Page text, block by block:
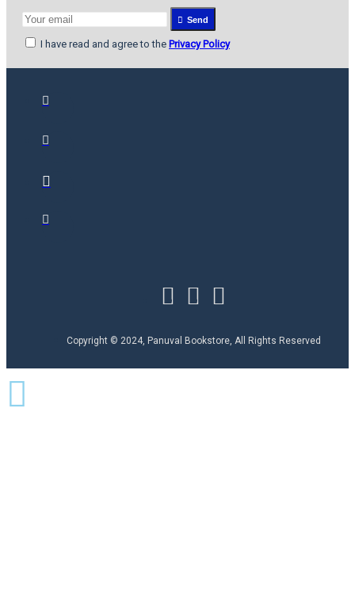
Send
I have read and agree to the Privacy Policy
Copyright © 2024, Panuval Bookstore, All Rights Reserved